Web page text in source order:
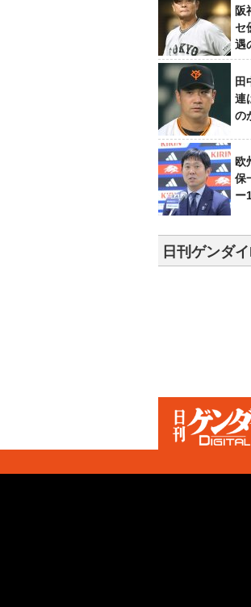
阪
セ
遇
田
連
の
欧
保
ー
日刊ゲンダ